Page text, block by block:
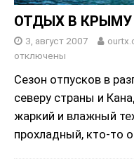
ОТДЫХ В КРЫМУ
3, август 2007
отключены
Сезон отпусков в
северу страны и
жаркий и влажный
прохладный, кто-то